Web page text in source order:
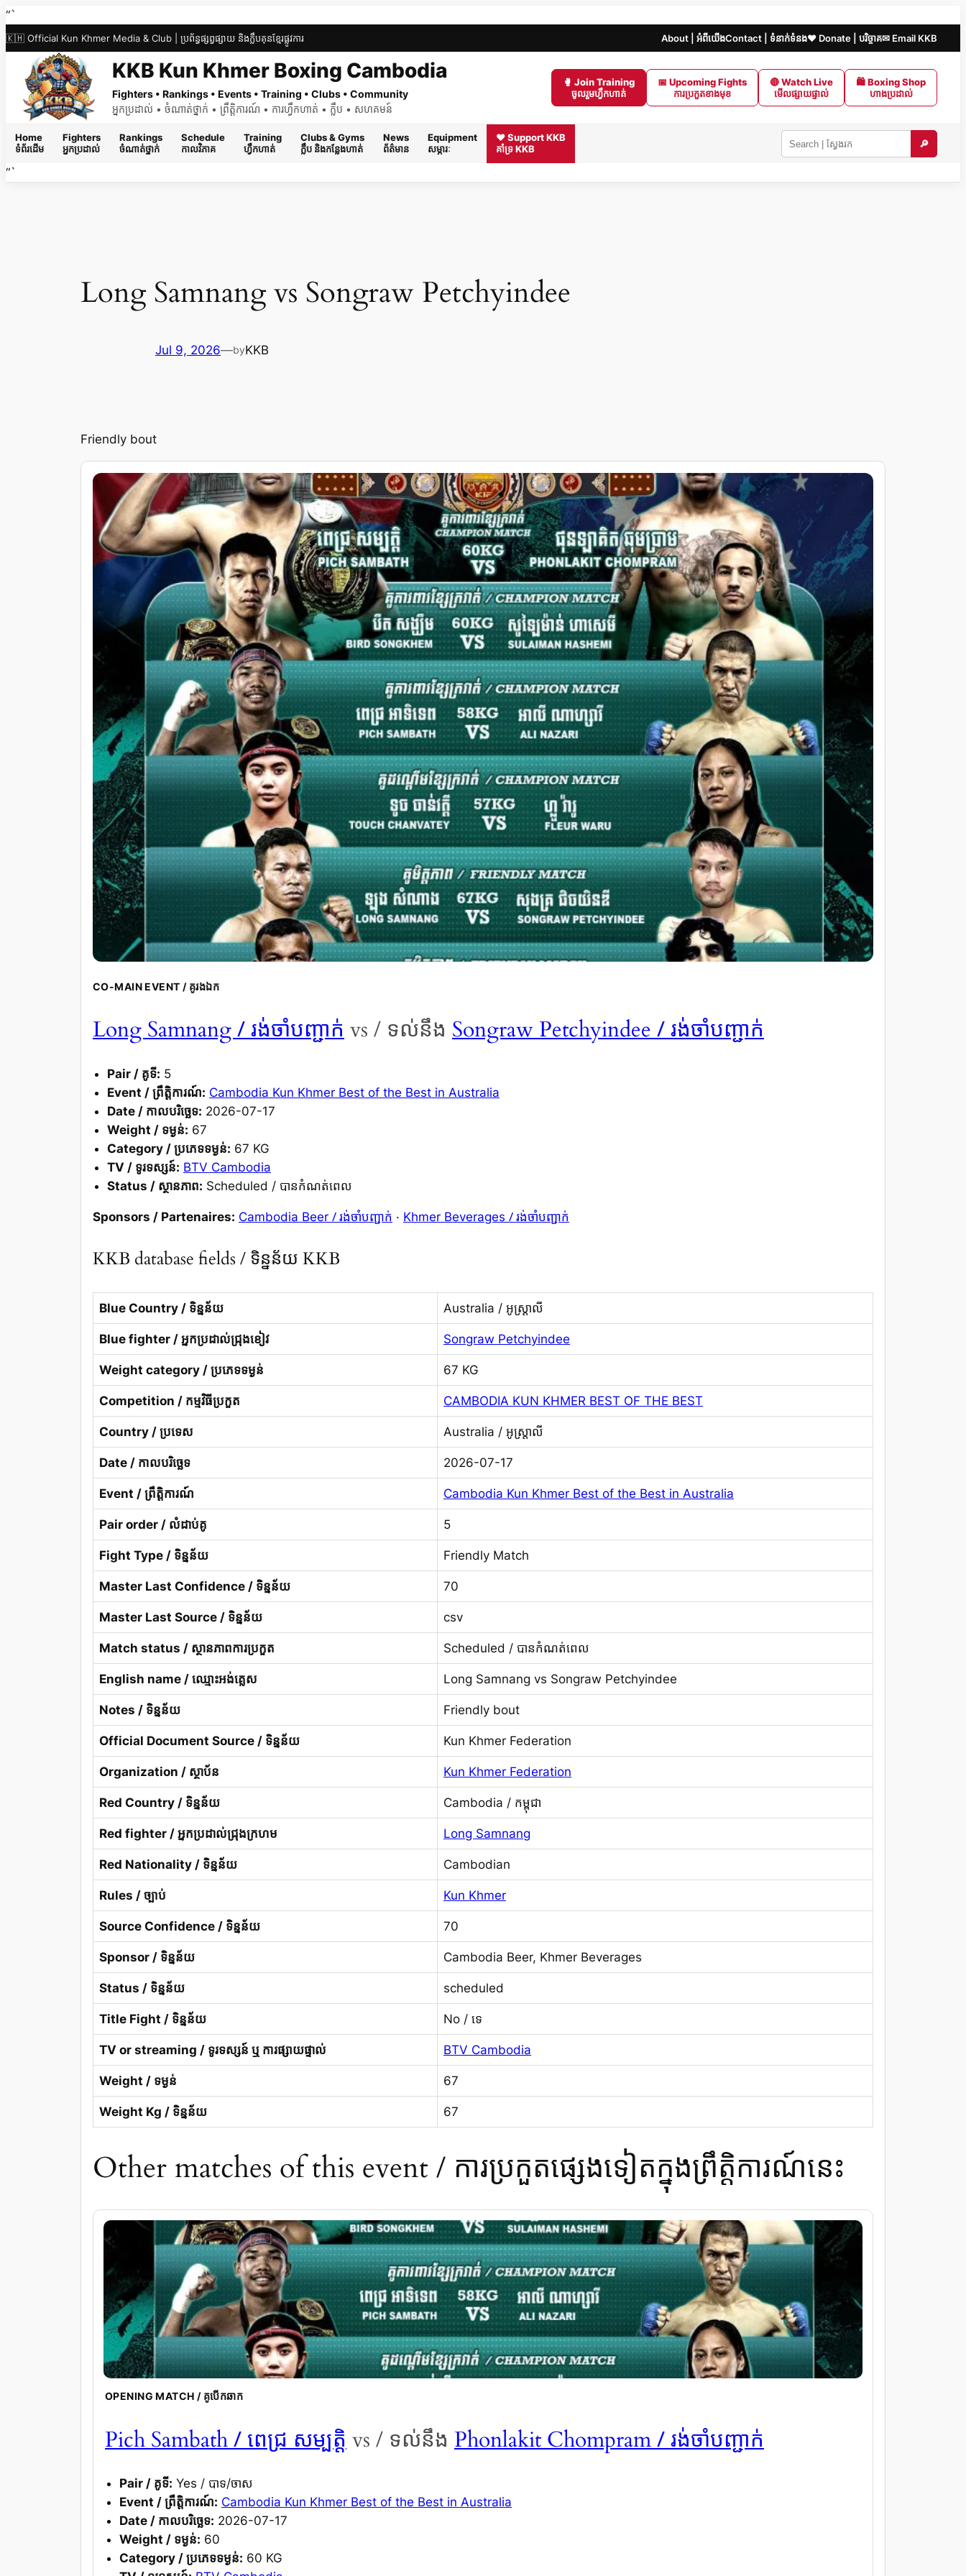
Skip
to
content
“`
🇰🇭 Official Kun Khmer Media & Club | ប្រព័ន្ធផ្សព្វផ្សាយ និងក្លឹបគុនខ្មែរផ្លូវការ About | អំពីយើងContact | ទំនាក់ទំនង❤️ Donate | បរិច្ចាគ✉ Email KKB
KKB Kun Khmer Boxing Cambodia
Fighters • Rankings • Events • Training • Clubs • Community
អ្នកប្រដាល់ • ចំណាត់ថ្នាក់ • ព្រឹត្តិការណ៍ • ការហ្វឹកហាត់ • ក្លឹប • សហគមន៍
🥊 Join Training
ចូលរួមហ្វឹកហាត់
📅 Upcoming Fights
ការប្រកួតខាងមុខ
🔴 Watch Live
មើលផ្សាយផ្ទាល់
🛍 Boxing Shop
ហាងប្រដាល់
Home
ទំព័រដើម
Fighters
អ្នកប្រដាល់
Rankings
ចំណាត់ថ្នាក់
Schedule
កាលវិភាគ
Training
ហ្វឹកហាត់
Clubs & Gyms
ក្លឹប និងកន្លែងហាត់
News
ព័ត៌មាន
Equipment
សម្ភារៈ
❤️ Support KKB
គាំទ្រ KKB
Search
🔎
“`
Long Samnang vs Songraw Petchyindee
Jul 9, 2026—byKKB
Friendly bout
CO-MAIN EVENT / គូរងឯក
Long Samnang/ រង់ចាំបញ្ជាក់ vs / ទល់នឹង Songraw Petchyindee/ រង់ចាំបញ្ជាក់
Pair / គូទី: 5
Event / ព្រឹត្តិការណ៍: Cambodia Kun Khmer Best of the Best in Australia
Date / កាលបរិច្ឆេទ: 2026-07-17
Weight / ទម្ងន់: 67
Category / ប្រភេទទម្ងន់: 67 KG
TV / ទូរទស្សន៍: BTV Cambodia
Status / ស្ថានភាព: Scheduled / បានកំណត់ពេល
Sponsors / Partenaires: Cambodia Beer / រង់ចាំបញ្ជាក់ · Khmer Beverages / រង់ចាំបញ្ជាក់
KKB database fields / ទិន្នន័យ KKB
Blue Country / ទិន្នន័យ Australia / អូស្ត្រាលី
Blue fighter / អ្នកប្រដាល់ជ្រុងខៀវ Songraw Petchyindee
Weight category / ប្រភេទទម្ងន់ 67 KG
Competition / កម្មវិធីប្រកួត CAMBODIA KUN KHMER BEST OF THE BEST
Country / ប្រទេស Australia / អូស្ត្រាលី
Date / កាលបរិច្ឆេទ 2026-07-17
Event / ព្រឹត្តិការណ៍ Cambodia Kun Khmer Best of the Best in Australia
Pair order / លំដាប់គូ 5
Fight Type / ទិន្នន័យ Friendly Match
Master Last Confidence / ទិន្នន័យ 70
Master Last Source / ទិន្នន័យ csv
Match status / ស្ថានភាពការប្រកួត Scheduled / បានកំណត់ពេល
English name / ឈ្មោះអង់គ្លេស Long Samnang vs Songraw Petchyindee
Notes / ទិន្នន័យ Friendly bout
Official Document Source / ទិន្នន័យ Kun Khmer Federation
Organization / ស្ថាប័ន Kun Khmer Federation
Red Country / ទិន្នន័យ Cambodia / កម្ពុជា
Red fighter / អ្នកប្រដាល់ជ្រុងក្រហម Long Samnang
Red Nationality / ទិន្នន័យ Cambodian
Rules / ច្បាប់ Kun Khmer
Source Confidence / ទិន្នន័យ 70
Sponsor / ទិន្នន័យ Cambodia Beer, Khmer Beverages
Status / ទិន្នន័យ scheduled
Title Fight / ទិន្នន័យ No / ទេ
TV or streaming / ទូរទស្សន៍ ឬ ការផ្សាយផ្ទាល់ BTV Cambodia
Weight / ទម្ងន់ 67
Weight Kg / ទិន្នន័យ 67
Other matches of this event / ការប្រកួតផ្សេងទៀតក្នុងព្រឹត្តិការណ៍នេះ
OPENING MATCH / គូបើកឆាក
Pich Sambath / ពេជ្រ សម្បត្តិ vs / ទល់នឹង Phonlakit Chompram/ រង់ចាំបញ្ជាក់
Pair / គូទី: Yes / បាទ/ចាស
Event / ព្រឹត្តិការណ៍: Cambodia Kun Khmer Best of the Best in Australia
Date / កាលបរិច្ឆេទ: 2026-07-17
Weight / ទម្ងន់: 60
Category / ប្រភេទទម្ងន់: 60 KG